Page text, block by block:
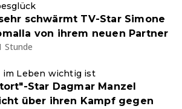
schwärmt TV-Star Simone
von ihrem neuen Partner
Stunde
im Leben wichtig ist
Star Dagmar Manzel
über ihren Kampf gegen